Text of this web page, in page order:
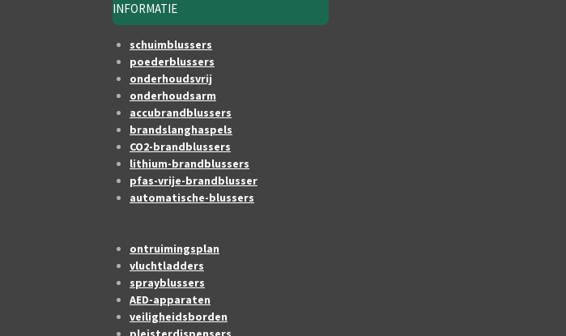
INFORMATIE
schuimblussers
poederblussers
onderhoudsvrij
onderhoudsarm
accubrandblussers
brandslanghaspels
CO2-brandblussers
lithium-brandblussers
pfas-vrije-brandblusser
automatische-blussers
ontruimingsplan
vluchtladders
sprayblussers
AED-apparaten
veiligheidsborden